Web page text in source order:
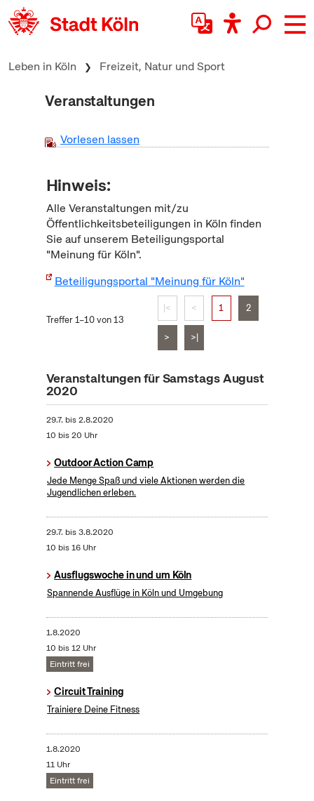
zum Inhalt springen
Leben in Köln Freizeit, Natur und Sport
Veranstaltungen
Vorlesen lassen
Hinweis:
Alle Veranstaltungen mit/zu
Öffentlichkeitsbeteiligungen in Köln finden
Sie auf unserem Beteiligungsportal
"Meinung für Köln".
Beteiligungsportal "Meinung für Köln"
Treffer 1–10 von 13
|< < 1 2
> >|
Veranstaltungen für Samstags August
2020
29.7. bis2.8.2020
10 bis 20 Uhr
Outdoor Action Camp
Jede Menge Spaß und viele Aktionen werden die
Jugendlichen erleben.
29.7. bis3.8.2020
10 bis 16 Uhr
Ausflugswoche in und um Köln
Spannende Ausflüge in Köln und Umgebung
1.8.2020
10 bis 12 Uhr
Eintritt frei
Circuit Training
Trainiere Deine Fitness
1.8.2020
11 Uhr
Eintritt frei